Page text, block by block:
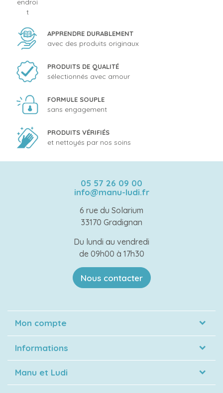
APPRENDRE DURABLEMENT
avec des produits originaux
PRODUITS DE QUALITÉ
sélectionnés avec amour
FORMULE SOUPLE
sans engagement
PRODUITS VÉRIFIÉS
et nettoyés par nos soins
05 57 26 09 00
info@manu-ludi.fr
6 rue du Solarium
33170 Gradignan
Du lundi au vendredi
de 09h00 à 17h30
Nous contacter
Mon compte
Informations
Manu et Ludi